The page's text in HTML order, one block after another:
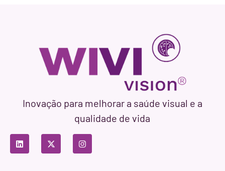
Inovação para melhorar a saúde visual e a
qualidade de vida